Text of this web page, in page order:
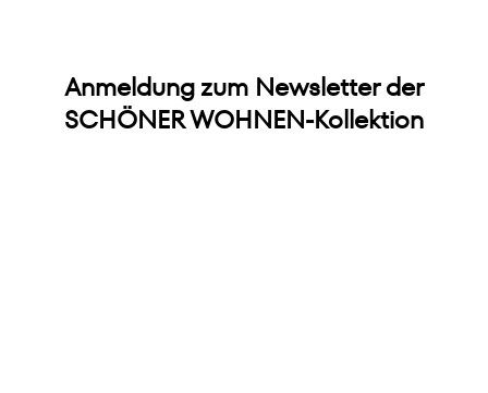
Anmeldung zum Newsletter der
SCHÖNER WOHNEN-Kollektion